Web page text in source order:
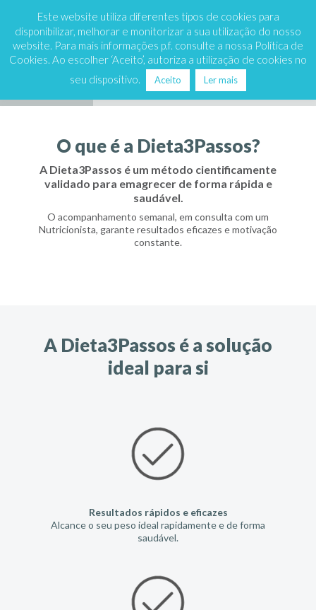
808 200 333 Marque já
O que é a Dieta3Passos?
A Dieta3Passos é um método cientificamente
validado para emagrecer de forma rápida e
saudável.
O acompanhamento semanal, em consulta com um
Nutricionista, garante resultados eficazes e motivação
constante.
A Dieta3Passos é a solução
ideal para si
Resultados rápidos e eficazes
Alcance o seu peso ideal rapidamente e de forma
saudável.
Este website utiliza diferentes tipos de cookies para
disponibilizar, melhorar e monitorizar a sua utilização do nosso
website. Para mais informações p.f. consulte a nossa Política de
Cookies. Ao escolher ‘Aceito’, autoriza a utilização de cookies no
seu dispositivo.
Aceito Ler mais